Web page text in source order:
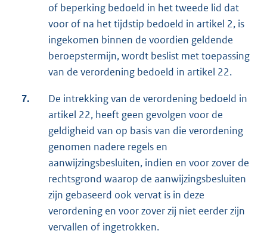
of beperking bedoeld in het tweede lid dat
voor of na het tijdstip bedoeld in artikel 2, is
ingekomen binnen de voordien geldende
beroepstermijn, wordt beslist met toepassing
van de verordening bedoeld in artikel 22.
7.
De intrekking van de verordening bedoeld in
artikel 22, heeft geen gevolgen voor de
geldigheid van op basis van die verordening
genomen nadere regels en
aanwijzingsbesluiten, indien en voor zover de
rechtsgrond waarop de aanwijzingsbesluiten
zijn gebaseerd ook vervat is in deze
verordening en voor zover zij niet eerder zijn
vervallen of ingetrokken.